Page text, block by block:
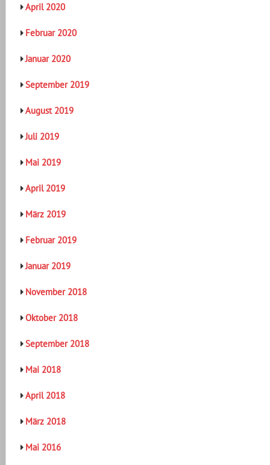
April 2020
Februar 2020
Januar 2020
September 2019
August 2019
Juli 2019
Mai 2019
April 2019
März 2019
Februar 2019
Januar 2019
November 2018
Oktober 2018
September 2018
Mai 2018
April 2018
März 2018
Mai 2016